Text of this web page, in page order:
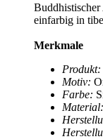
einfarbig in
Merkmale
Produkt:
Motiv:
Farbe:
Material: